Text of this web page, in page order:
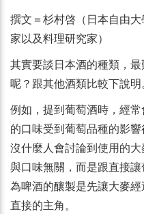
撰文＝杉村啓（日本自由
家以及料理研究家）
其實要談日本酒的種類，
呢？跟其他酒類比較下說明。
例如，提到葡萄酒時，經
的口味受到葡萄品種的影
沒什麼人會討論到使用的
與口味無關，而是跟直接
為啤酒的釀製是先讓大麥
直接的主角。